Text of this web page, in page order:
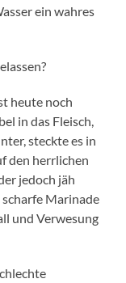
ein wahres
heute noch
in das Fleisch,
steckte es in
den herrlichen
jedoch jäh
Marinade
und Verwesung